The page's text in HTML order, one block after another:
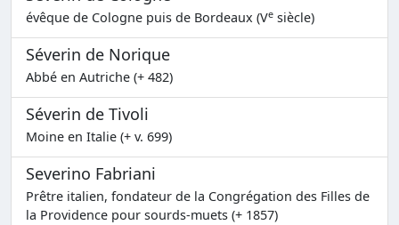
évêque de Cologne puis de Bordeaux (Ve siècle)
Séverin de Norique
Abbé en Autriche (+ 482)
Séverin de Tivoli
Moine en Italie (+ v. 699)
Severino Fabriani
Prêtre italien, fondateur de la Congrégation des Filles de
la Providence pour sourds-muets (+ 1857)